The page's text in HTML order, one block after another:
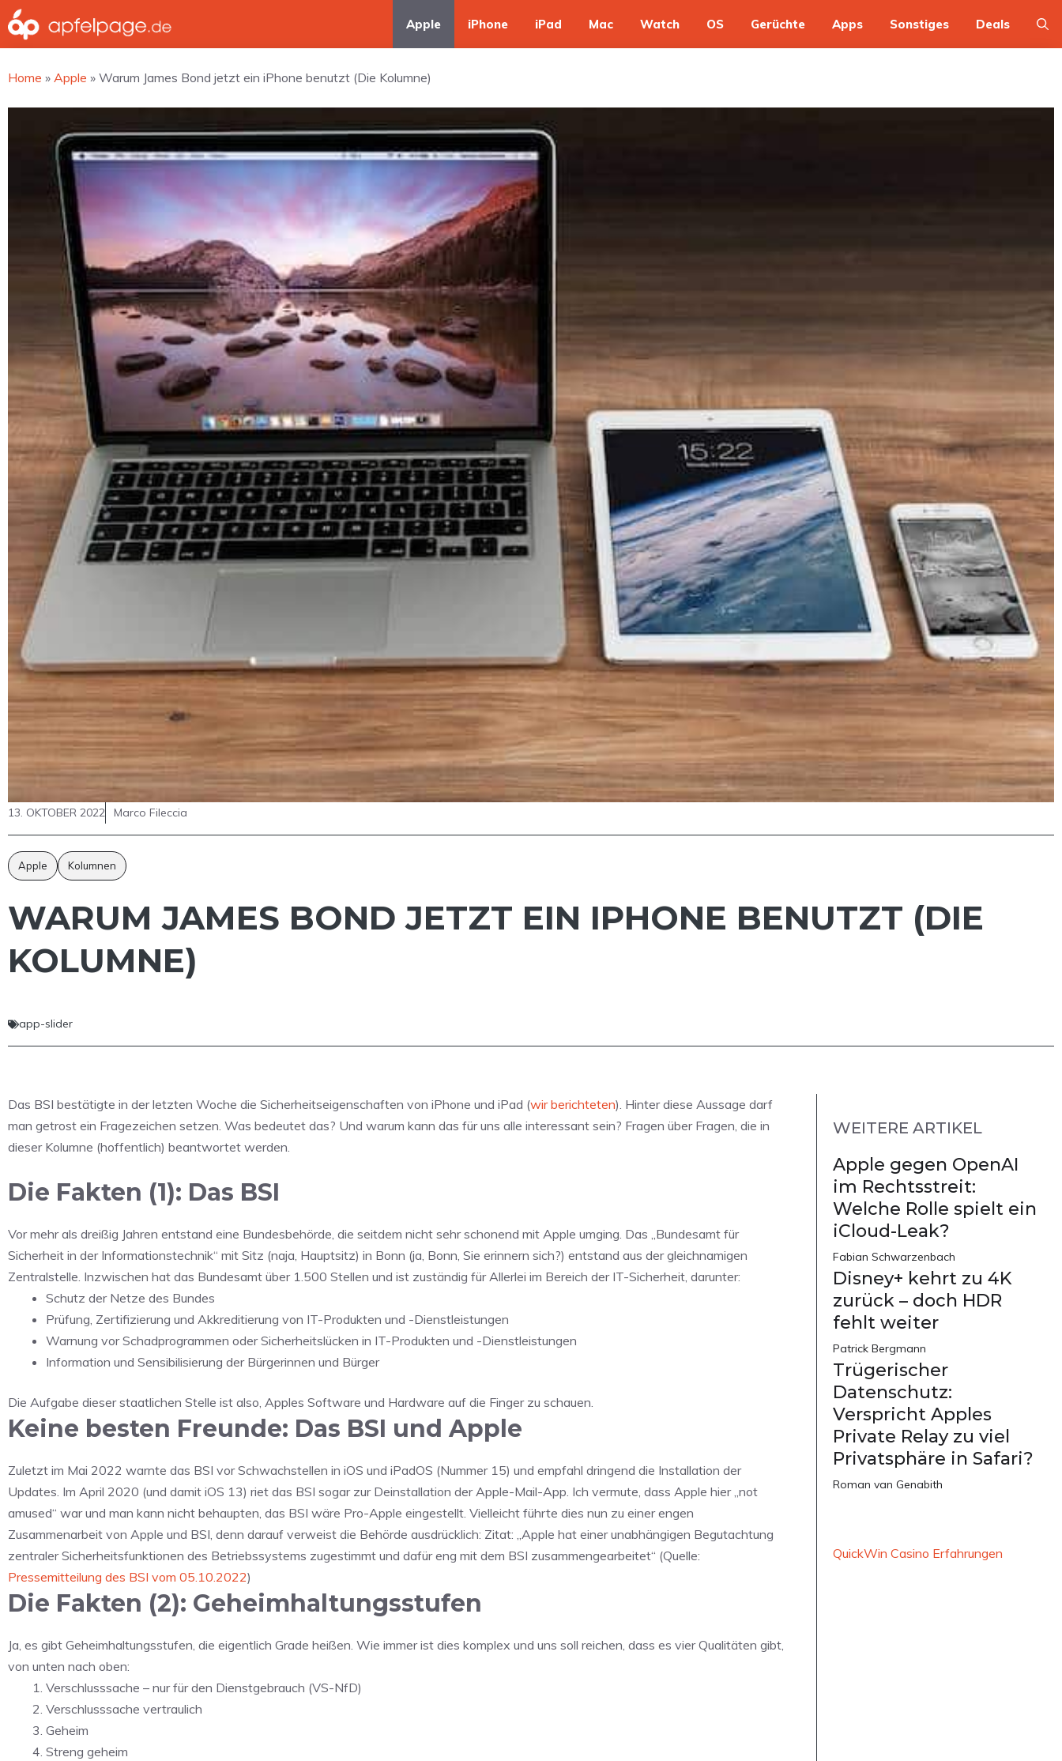
Zum
Inhalt
springen
Apple iPhone iPad Mac Watch OS Gerüchte Apps Sonstiges Deals
Home » Apple » Warum James Bond jetzt ein iPhone benutzt (Die Kolumne)
13. OKTOBER 2022 Marco Fileccia
Apple Kolumnen
WARUM JAMES BOND JETZT EIN IPHONE BENUTZT (DIE
KOLUMNE)
app-slider
Das BSI bestätigte in der letzten Woche die Sicherheitseigenschaften von iPhone und iPad (wir berichteten). Hinter diese Aussage darf
man getrost ein Fragezeichen setzen. Was bedeutet das? Und warum kann das für uns alle interessant sein? Fragen über Fragen, die in
dieser Kolumne (hoffentlich) beantwortet werden.
Die Fakten (1): Das BSI
Vor mehr als dreißig Jahren entstand eine Bundesbehörde, die seitdem nicht sehr schonend mit Apple umging. Das „Bundesamt für
Sicherheit in der Informationstechnik“ mit Sitz (naja, Hauptsitz) in Bonn (ja, Bonn, Sie erinnern sich?) entstand aus der gleichnamigen
Zentralstelle. Inzwischen hat das Bundesamt über 1.500 Stellen und ist zuständig für Allerlei im Bereich der IT-Sicherheit, darunter:
Schutz der Netze des Bundes
Prüfung, Zertifizierung und Akkreditierung von IT-Produkten und -Dienstleistungen
Warnung vor Schadprogrammen oder Sicherheitslücken in IT-Produkten und -Dienstleistungen
Information und Sensibilisierung der Bürgerinnen und Bürger
Die Aufgabe dieser staatlichen Stelle ist also, Apples Software und Hardware auf die Finger zu schauen.
Keine besten Freunde: Das BSI und Apple
Zuletzt im Mai 2022 warnte das BSI vor Schwachstellen in iOS und iPadOS (Nummer 15) und empfahl dringend die Installation der
Updates. Im April 2020 (und damit iOS 13) riet das BSI sogar zur Deinstallation der Apple-Mail-App. Ich vermute, dass Apple hier „not
amused“ war und man kann nicht behaupten, das BSI wäre Pro-Apple eingestellt. Vielleicht führte dies nun zu einer engen
Zusammenarbeit von Apple und BSI, denn darauf verweist die Behörde ausdrücklich: Zitat: „Apple hat einer unabhängigen Begutachtung
zentraler Sicherheitsfunktionen des Betriebssystems zugestimmt und dafür eng mit dem BSI zusammengearbeitet“ (Quelle:
Pressemitteilung des BSI vom 05.10.2022)
Die Fakten (2): Geheimhaltungsstufen
Ja, es gibt Geheimhaltungsstufen, die eigentlich Grade heißen. Wie immer ist dies komplex und uns soll reichen, dass es vier Qualitäten gibt,
von unten nach oben:
Verschlusssache – nur für den Dienstgebrauch (VS-NfD)
Verschlusssache vertraulich
Geheim
Streng geheim
WEITERE ARTIKEL
Apple gegen OpenAI
im Rechtsstreit:
Welche Rolle spielt ein
iCloud-Leak?
Fabian Schwarzenbach
Disney+ kehrt zu 4K
zurück – doch HDR
fehlt weiter
Patrick Bergmann
Trügerischer
Datenschutz:
Verspricht Apples
Private Relay zu viel
Privatsphäre in Safari?
Roman van Genabith
QuickWin Casino Erfahrungen